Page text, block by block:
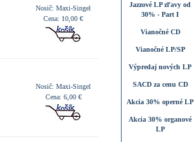
Nosič: Maxi-Singel
Cena: 10,00 €
Nosič: Maxi-Singel
Cena: 6,00 €
Jazzové LP zľavy od
30% - Part I
Vianočné CD
Vianočné LP/SP
Výpredaj nových LP
SACD za cenu CD
Akcia 30% operné LP
Akcia 30% organové
LP